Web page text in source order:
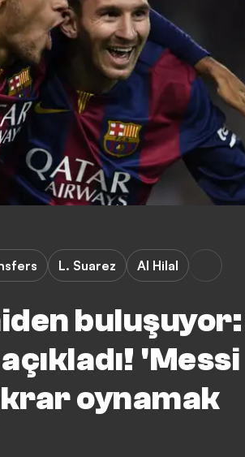
buluşuyor:
'Messi
oynamak
L. Suarez
Al Hilal